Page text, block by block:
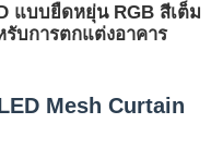
แบบยืดหยุ่น RGB สีเต็ม
บการตกแต่งอาคาร
Mesh Curtain